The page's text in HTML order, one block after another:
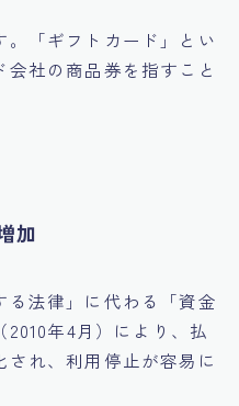
「ギフトカード」とい
社の商品券を指すこと
加
る法律」に代わる「資金
年4月）により、払
れ、利用停止が容易に